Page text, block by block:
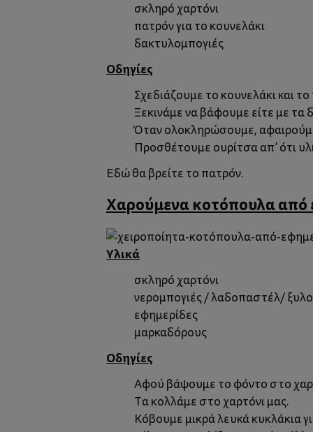
σκληρό χαρτόνι
πατρόν για το κουνελάκι
δακτυλομπογιές
Οδηγίες
Σχεδιάζουμε το κουνελάκι και
Ξεκινάμε να βάφουμε είτε με τα
Όταν ολοκληρώσουμε,
Προσθέτουμε ουρίτσα απ’ ότι
Εδώθα βρείτε το πατρόν.
Χαρούμενα κοτόπουλα από
Υλικά
σκληρό χαρτόνι
νερομπογιές / λαδοπαστέλ/
εφημερίδες
μαρκαδόρους
Οδηγίες
Αφού βάψουμε το φόντο στο
Τα κολλάμε στο χαρτόνι μας.
Κόβουμε μικρά λευκά κυκλάκια